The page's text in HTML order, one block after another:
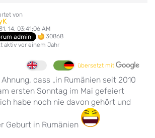
von
14, 03:41:06 AM
admin
30868
aktiv vor einem Jahr
übersetzt mit
dass „in Rumänien seit 2010
ersten Sonntag im Mai gefeiert
habe noch nie davon gehört und
Geburt in Rumänien